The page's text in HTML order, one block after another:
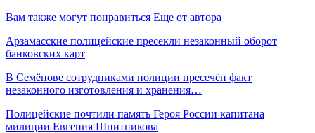
Вам также могут понравиться Еще от автора
Арзамасские полицейские пресекли незаконный оборот
банковских карт
В Семёнове сотрудниками полиции пресечён факт
незаконного изготовления и хранения…
Полицейские почтили память Героя России капитана
милиции Евгения Шнитникова